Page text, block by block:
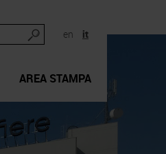
en it
AREA STAMPA